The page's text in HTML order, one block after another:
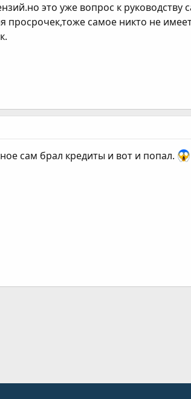
это уже вопрос к руководству
самое никто не
сам брал кредиты и вот и попал.